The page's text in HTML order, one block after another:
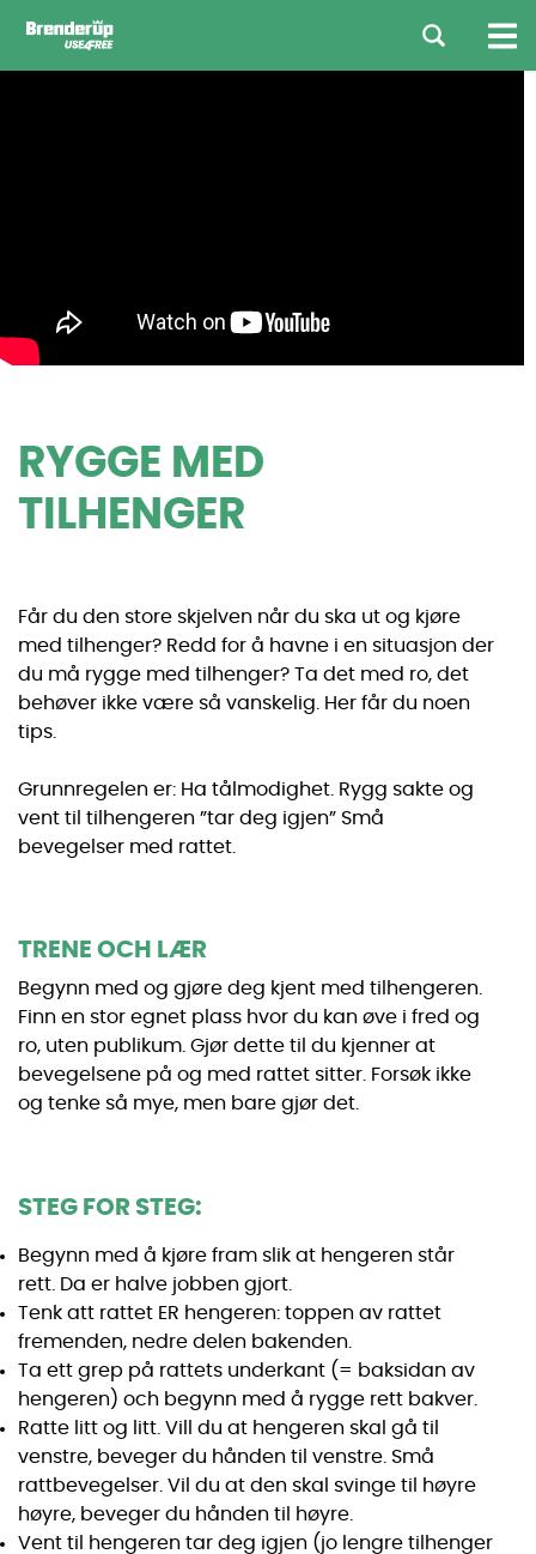
RYGGE MED
TILHENGER
Får du den store skjelven når du ska ut og kjøre
med tilhenger? Redd for å havne i en situasjon der
du må rygge med tilhenger? Ta det med ro, det
behøver ikke være så vanskelig. Her får du noen
tips.
Grunnregelen er: Ha tålmodighet. Rygg sakte og
vent til tilhengeren ”tar deg igjen” Små
bevegelser med rattet.
TRENE OCH LÆR
Begynn med og gjøre deg kjent med tilhengeren.
Finn en stor egnet plass hvor du kan øve i fred og
ro, uten publikum. Gjør dette til du kjenner at
bevegelsene på og med rattet sitter. Forsøk ikke
og tenke så mye, men bare gjør det.
STEG FOR STEG:
Begynn med å kjøre fram slik at hengeren står
rett. Da er halve jobben gjort.
Tenk att rattet ER hengeren: toppen av rattet
fremenden, nedre delen bakenden.
Ta ett grep på rattets underkant (= baksidan av
hengeren) och begynn med å rygge rett bakver.
Ratte litt og litt. Vill du at hengeren skal gå til
venstre, beveger du hånden til venstre. Små
rattbevegelser. Vil du at den skal svinge til høyre
høyre, beveger du hånden til høyre.
Vent til hengeren tar deg igjen (jo lengre tilhenger